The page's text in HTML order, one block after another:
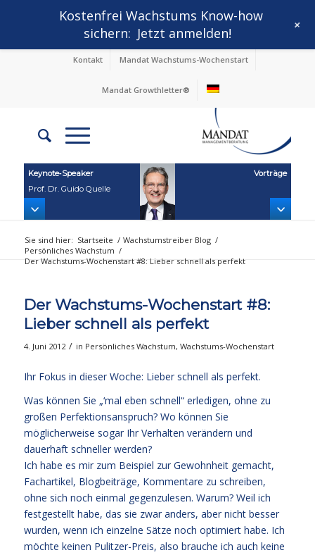
Kontakt Mandat Wachstums-Wochenstart
Mandat Growthletter®
Keynote‑Speaker
Prof. Dr. Guido Quelle
Vorträge
Sie sind hier: Startseite / Wachstumstreiber Blog /
Persönliches Wachstum /
Der Wachstums-Wochenstart #8: Lieber schnell als perfekt
Der Wachstums-Wochenstart #8:
Lieber schnell als perfekt
4. Juni 2012 / in Persönliches Wachstum, Wachstums-Wochenstart
Ihr Fokus in dieser Woche: Lieber schnell als perfekt.
Was können Sie „‘mal eben schnell“ erledigen, ohne zu
großen Perfektionsanspruch? Wo können Sie
möglicherweise sogar Ihr Verhalten verändern und
dauerhaft schneller werden?
Ich habe es mir zum Beispiel zur Gewohnheit gemacht,
Fachartikel, Blogbeiträge, Kommentare zu schreiben,
ohne sich noch einmal gegenzulesen. Warum? Weil ich
festgestellt habe, das sie zwar anders, aber nicht besser
wurden, wenn ich einzelne Sätze noch optimiert habe. Ich
möchte keinen Pulitzer-Preis, also brauche ich auch keine
Kostenfrei Wachstums Know-how
sichern: Jetzt anmelden! +